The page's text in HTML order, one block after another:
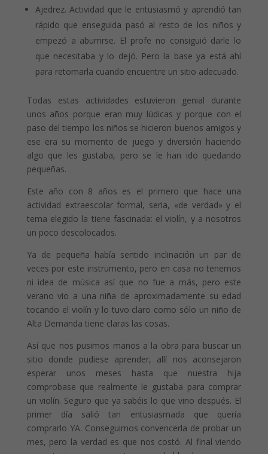
Ajedrez. Actividad que le entusiasmó y aprendió tan
rápido que enseguida pasó al resto de los niños y
empezó a aburrirse. El profe no consiguió darle lo
que necesitaba y lo dejó. Pero la base ya está ahí
para retomarla cuando encuentre un sitio adecuado.
Todas estas actividades estuvieron genial durante
unos años porque eran muy lúdicas y porque con el
paso del tiempo los niños se hicieron buenos amigos y
ese era su momento de juego y diversión haciendo
algo que les gustaba, pero se le han ido quedando
pequeñas.
Este año con 8 años es el primero que hace una
actividad extraescolar formal, seria, «de verdad» y el
tema elegido la tiene fascinada: el violín, y a nosotros
un poco descolocados.
Ya de pequeña había sentido inclinación un par de
veces por este instrumento, pero en casa no tenemos
ni idea de música así que no fue a más, pero este
verano vio a una niña de aproximadamente su edad
tocando el violín y lo tuvo claro como sólo un niño de
Alta Demanda tiene claras las cosas.
Así que nos pusimos manos a la obra para buscar un
sitio donde pudiese aprender, allí nos aconsejaron
esperar unos meses hasta que nuestra hija
comprobase que realmente le gustaba para comprar
un violín. Seguro que ya sabéis lo que vino después. El
primer día salió tan entusiasmada que quería
comprarlo YA. Conseguimos convencerla de probar un
mes, pero la verdad es que nos costó. Al final viendo